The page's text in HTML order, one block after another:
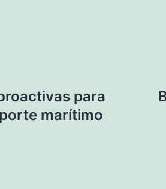
para
marítimo